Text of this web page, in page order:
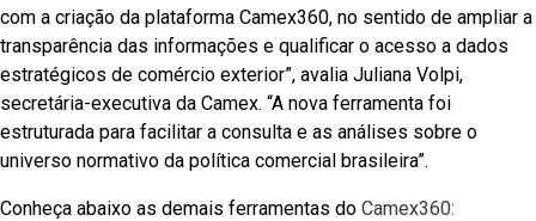
com a criação da plataforma Camex360, no sentido de ampliar a
transparência das informações e qualificar o acesso a dados
estratégicos de comércio exterior”, avalia Juliana Volpi,
secretária-executiva da Camex. “A nova ferramenta foi
estruturada para facilitar a consulta e as análises sobre o
universo normativo da política comercial brasileira”.
Conheça abaixo as demais ferramentas do Camex360: